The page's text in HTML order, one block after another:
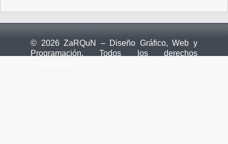
© 2026 ZaRQuN – Diseño Gráfico, Web y
Programación. Todos los derechos